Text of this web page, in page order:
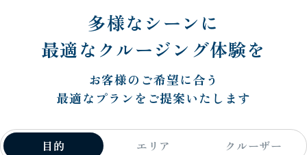
多様なシーンに
最適なクルージング体験を
お客様のご希望に合う
最適なプランをご提案いたします
目的 エリア クルーザー